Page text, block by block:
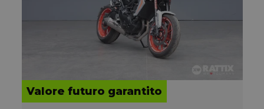
Valore futuro garantito